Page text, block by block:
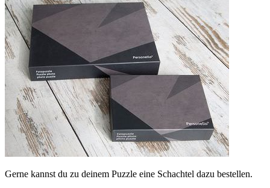
Gerne kannst du zu deinem Puzzle eine Schachtel dazu bestellen.